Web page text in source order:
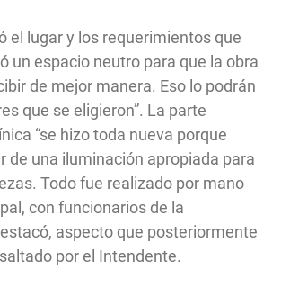
el lugar y los requerimientos que
un espacio neutro para que la obra
de mejor manera. Eso lo podrán
que se eligieron”. La parte
“se hizo toda nueva porque
de una iluminación apropiada para
Todo fue realizado por mano
con funcionarios de la
aspecto que posteriormente
por el Intendente.